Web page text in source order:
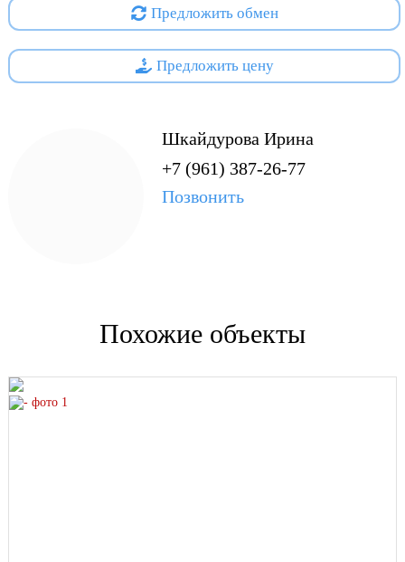
Фасад - утеплитель 100мм с декоративной штукатуркой
ceresit.
Утепление крыши - минеральная вата Knauf толщиной
Трёхкамерные стеклопакеты REHAU
Выполнен монтаж внутридомовой канализации
В доме 4 комнаты, одна из которых на первом этаже и 3 на
втором, гардеробная, два с/у, просторная гостиная,
Площадка под автомобиль
Откатные автоматические ворота
В зимний период организована очистка дорог от снега.
Предложить обмен
Предложить цену
Шкайдурова Ирина
+7 (961) 387-26-77
Позвонить
Похожие объекты